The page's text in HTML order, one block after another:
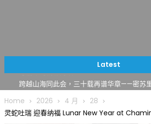
Latest
筝声与琴韵交汇：刘励(Li Statler)与钢琴
跨越山海同此会，三十载再谱华章——密苏
圆满举行
圣路易龙舟俱乐部5月16日龙舟体验日 邀请
趣 + 水上竞速魅力
Home 2026 4 月
28
灵蛇吐瑞 迎春纳福 Lunar New Year at